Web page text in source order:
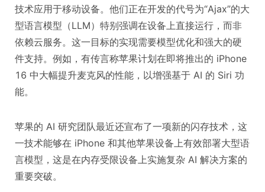
技术应用于移动设备。他们正在开发的代号为“Ajax”的大
型语言模型（LLM）特别强调在设备上直接运行，而非
依赖云服务。这一目标的实现需要模型优化和强大的硬
件支持。例如，有传言称苹果计划在即将推出的 iPhone
16 中大幅提升麦克风的性能，以增强基于 AI 的 Siri 功
能。
苹果的 AI 研究团队最近还宣布了一项新的闪存技术，这
一技术能够在 iPhone 和其他苹果设备上有效部署大型语
言模型，这是在内存受限设备上实施复杂 AI 解决方案的
重要突破。